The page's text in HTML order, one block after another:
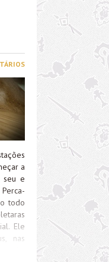
a
seu e
todo
Ele
nas